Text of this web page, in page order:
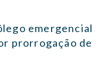
emergencial
prorrogação de